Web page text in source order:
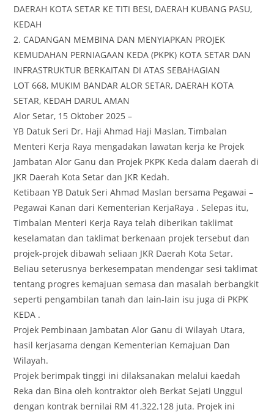
DAERAH KOTA SETAR KE TITI BESI, DAERAH KUBANG PASU,
KEDAH
2. CADANGAN MEMBINA DAN MENYIAPKAN PROJEK
KEMUDAHAN PERNIAGAAN KEDA (PKPK) KOTA SETAR DAN
INFRASTRUKTUR BERKAITAN DI ATAS SEBAHAGIAN
LOT 668, MUKIM BANDAR ALOR SETAR, DAERAH KOTA
SETAR, KEDAH DARUL AMAN
Alor Setar, 15 Oktober 2025 –
YB Datuk Seri Dr. Haji Ahmad Haji Maslan, Timbalan
Menteri Kerja Raya mengadakan lawatan kerja ke Projek
Jambatan Alor Ganu dan Projek PKPK Keda dalam daerah di
JKR Daerah Kota Setar dan JKR Kedah.
Ketibaan YB Datuk Seri Ahmad Maslan bersama Pegawai –
Pegawai Kanan dari Kementerian KerjaRaya . Selepas itu,
Timbalan Menteri Kerja Raya telah diberikan taklimat
keselamatan dan taklimat berkenaan projek tersebut dan
projek-projek dibawah seliaan JKR Daerah Kota Setar.
Beliau seterusnya berkesempatan mendengar sesi taklimat
tentang progres kemajuan semasa dan masalah berbangkit
seperti pengambilan tanah dan lain-lain isu juga di PKPK
KEDA .
Projek Pembinaan Jambatan Alor Ganu di Wilayah Utara,
hasil kerjasama dengan Kementerian Kemajuan Dan
Wilayah.
Projek berimpak tinggi ini dilaksanakan melalui kaedah
Reka dan Bina oleh kontraktor oleh Berkat Sejati Unggul
dengan kontrak bernilai RM 41,322.128 juta. Projek ini